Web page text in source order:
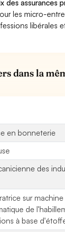
des assurances
les micro-
libérales
dans la
en bonneterie
des
sur machine
de
à base